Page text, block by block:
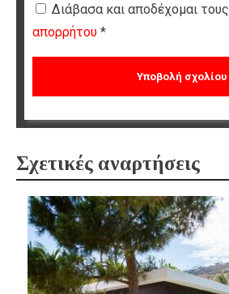
Διάβασα και αποδέχομαι τους
απορρήτου *
Σχετικές αναρτήσεις